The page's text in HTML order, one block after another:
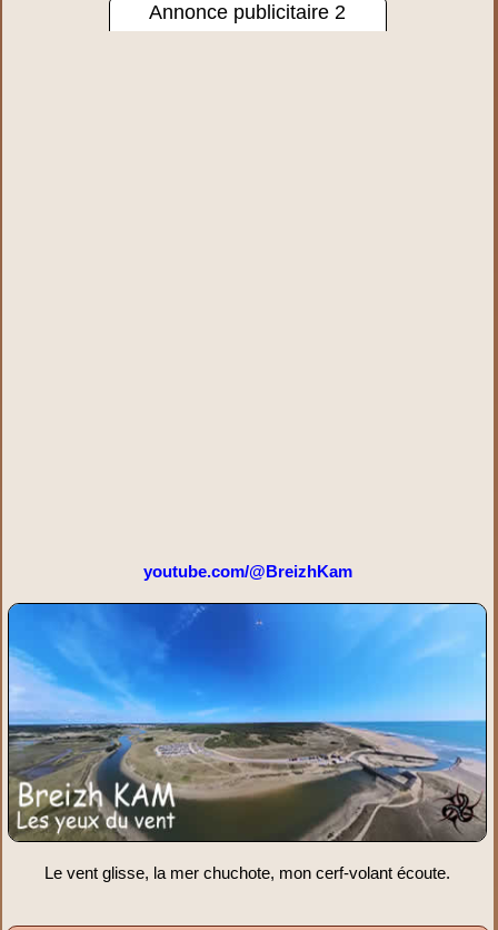
Annonce publicitaire 2
youtube.com/@BreizhKam
Le vent glisse, la mer chuchote, mon cerf-volant écoute.